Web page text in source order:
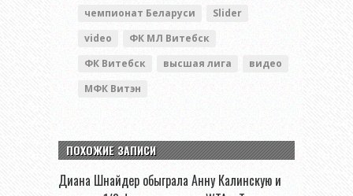
чемпионат Беларуси
Slider
video
ФК МЛ Витебск
ФК Витебск
высшая лига
видео
МФК Витэн
ПОХОЖИЕ ЗАПИСИ
Диана Шнайдер обыграла Анну Калинскую и